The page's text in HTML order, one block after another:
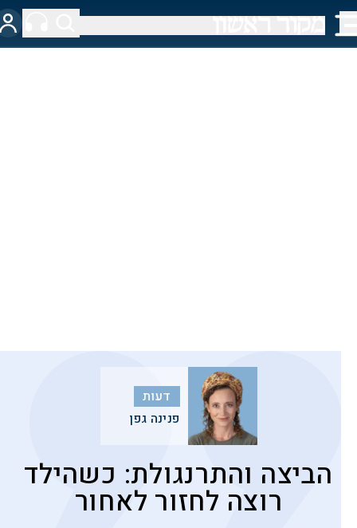
דעות
פנינה גפן
הביצה והתרנגולת: כשהילד
רוצה לחזור לאחור